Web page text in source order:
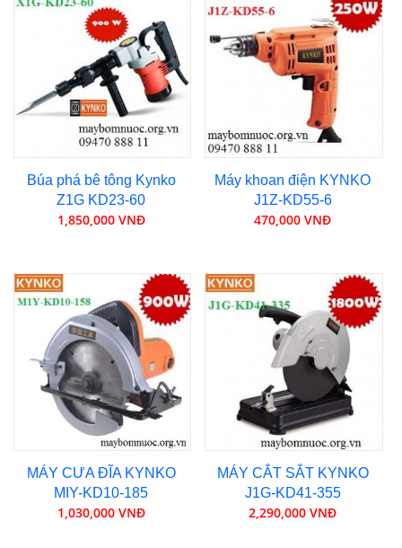
Búa phá bê tông Kynko
Z1G KD23-60
1,850,000 VNĐ
Máy khoan điện KYNKO
J1Z-KD55-6
470,000 VNĐ
MÁY CƯA ĐĨA KYNKO
MIY-KD10-185
1,030,000 VNĐ
MÁY CẮT SẮT KYNKO
J1G-KD41-355
2,290,000 VNĐ